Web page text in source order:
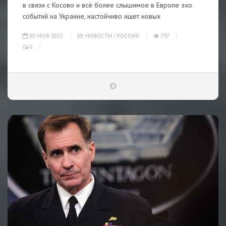
в связи с Косово и всё более слышимое в Европе эхо
событий на Украине, настойчиво ищет новых
30-НОЯ-2022 НОВОСТИ / РОССИЯ
797
0